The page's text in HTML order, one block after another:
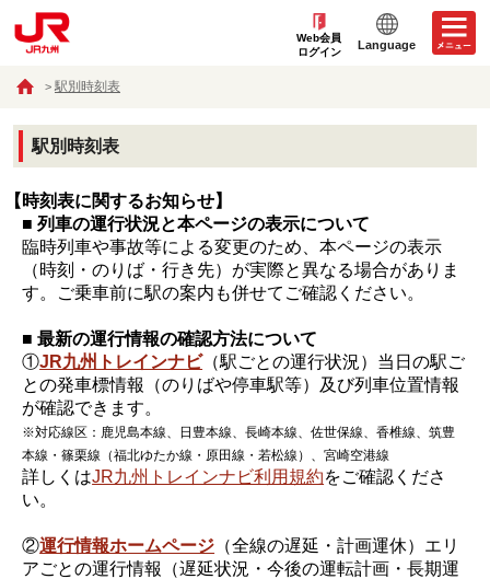
Web会員
ログイン
Language
駅別時刻表
駅別時刻表
【時刻表に関するお知らせ】
■ 列車の運行状況と本ページの表示について
臨時列車や事故等による変更のため、本ページの表示
（時刻・のりば・行き先）が実際と異なる場合がありま
す。ご乗車前に駅の案内も併せてご確認ください。
■ 最新の運行情報の確認方法について
①JR九州トレインナビ（駅ごとの運行状況）当日の駅ご
との発車標情報（のりばや停車駅等）及び列車位置情報
が確認できます。
※対応線区：鹿児島本線、日豊本線、長崎本線、佐世保線、香椎線、筑豊
本線・篠栗線（福北ゆたか線・原田線・若松線）、宮崎空港線
詳しくはJR九州トレインナビ利用規約をご確認くださ
い。
②運行情報ホームページ （全線の遅延・計画運休）エリ
アごとの運行情報（遅延状況・今後の運転計画・長期運